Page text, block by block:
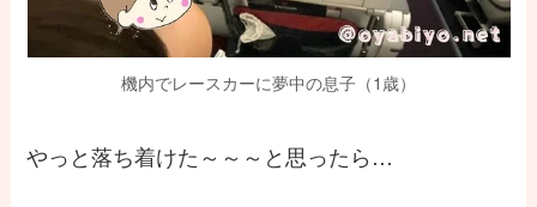
機内でレースカーに夢中の息子（1歳）
やっと落ち着けた～～～と思ったら…